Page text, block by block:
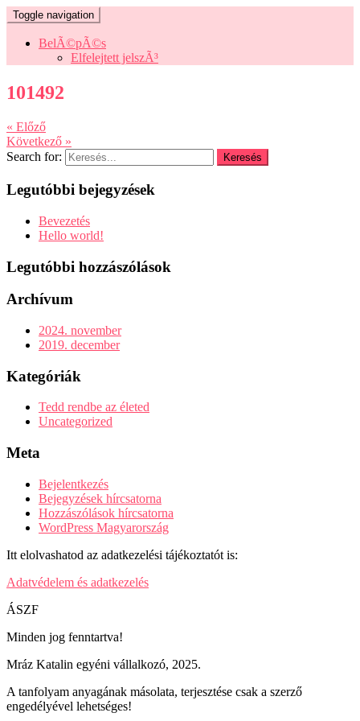
Toggle navigation
BelÃ©pÃ©s
Elfelejtett jelszÃ³
101492
« Előző
Következő »
Search for:
Legutóbbi bejegyzések
Bevezetés
Hello world!
Legutóbbi hozzászólások
Archívum
2024. november
2019. december
Kategóriák
Tedd rendbe az életed
Uncategorized
Meta
Bejelentkezés
Bejegyzések hírcsatorna
Hozzászólások hírcsatorna
WordPress Magyarország
Itt elolvashatod az adatkezelési tájékoztatót is:
Adatvédelem és adatkezelés
ÁSZF
Minden jog fenntartva!
Mráz Katalin egyéni vállalkozó, 2025.
A tanfolyam anyagának másolata, terjesztése csak a szerző
engedélyével lehetséges!